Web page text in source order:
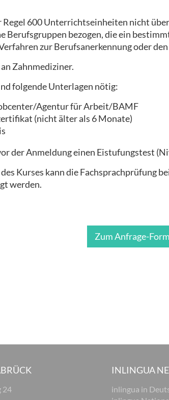
Regel 600 Unterrichtseinheiten nicht
Berufsgruppen bezogen, die ein
zur Berufsanerkennung oder
Zahnmediziner.
folgende Unterlagen nötig:
Agentur für Arbeit/BAMF
(nicht älter als 6 Monate)
der Anmeldung einen Eistufungstest
Kurses kann die Fachsprachprüfung
werden.
Zum Anfrage-
24
INLINGUA
inlingua in